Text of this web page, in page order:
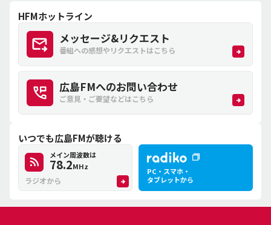
HFMホットライン
メッセージ&リクエスト
番組への感想やリクエストはこちら
広島FMへのお問い合わせ
ご意見・ご要望などはこちら
いつでも広島FMが聴ける
メイン周波数は
78.2MHz
ラジオから
PC・スマホ・
タブレットから